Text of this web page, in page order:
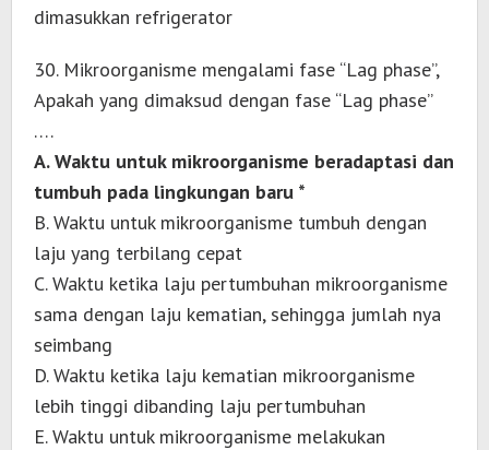
dimasukkan refrigerator
30. Mikroorganisme mengalami fase “Lag phase”,
Apakah yang dimaksud dengan fase “Lag phase”
….
A. Waktu untuk mikroorganisme beradaptasi dan
tumbuh pada lingkungan baru *
B. Waktu untuk mikroorganisme tumbuh dengan
laju yang terbilang cepat
C. Waktu ketika laju pertumbuhan mikroorganisme
sama dengan laju kematian, sehingga jumlah nya
seimbang
D. Waktu ketika laju kematian mikroorganisme
lebih tinggi dibanding laju pertumbuhan
E. Waktu untuk mikroorganisme melakukan